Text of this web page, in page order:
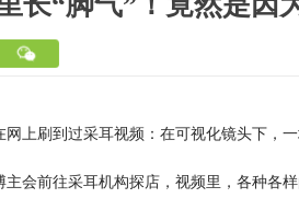
网上刷到过采耳视频：在可视化镜头下，
主会前往采耳机构探店，视频里，各种各